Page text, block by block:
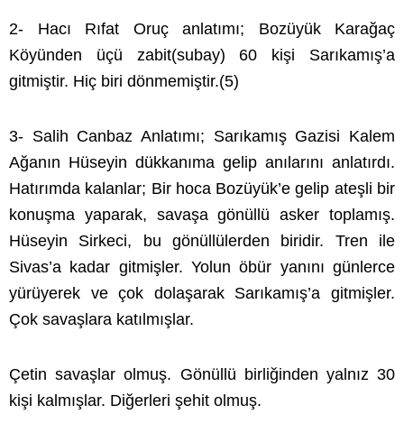
2- Hacı Rıfat Oruç anlatımı; Bozüyük Karağaç
Köyünden üçü zabit(subay) 60 kişi Sarıkamış’a
gitmiştir. Hiç biri dönmemiştir.(5)
3- Salih Canbaz Anlatımı; Sarıkamış Gazisi Kalem
Ağanın Hüseyin dükkanıma gelip anılarını anlatırdı.
Hatırımda kalanlar; Bir hoca Bozüyük’e gelip ateşli bir
konuşma yaparak, savaşa gönüllü asker toplamış.
Hüseyin Sirkeci, bu gönüllülerden biridir. Tren ile
Sivas’a kadar gitmişler. Yolun öbür yanını günlerce
yürüyerek ve çok dolaşarak Sarıkamış’a gitmişler.
Çok savaşlara katılmışlar.
Çetin savaşlar olmuş. Gönüllü birliğinden yalnız 30
kişi kalmışlar. Diğerleri şehit olmuş.